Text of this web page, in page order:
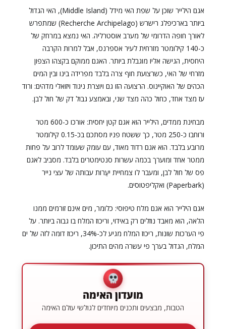
אגם הילייר שוכן על שפת האי מידל (Middle Island), האי הגדול
ביותר בארכיפלג רישרש (Recherche Archipelago) שמתפרש
לאורך חופה הדרומי של מערב אוסטרליה. האי נמצא במרחק של
כ-140 קילומטר מזרחית לעיר אספרנס, אבל למרות הקרבה
היחסית, הגישה אליו מוגבלת ביותר. האגם ממוקם בקצהו הצפון
מזרחי של האי, כשרצועת חוף צרה בלבד מפרידה בינו ובין המים
הכהים של האוקיינוס. הרצועה הזו גם ויוצרת ניגוד ויזואלי מדהים: ורוד
עז מצד אחד, כחול כהה מצד שני, ובאמצע גבול דק של חול לבן.
מבחינת ממדים, הילייר הוא אגם קטן יחסית: אורכו כ-600 מטר
ורוחבו כ-250 מטר, כך ששטח פניו מסתכם בכ-0.15 קילומטר
מרובע בלבד. הוא אגם רדוד מאוד, עם עומק שעומד לרוב על פחות
ממטר אחד ומוערך בכמה עשרות סנטימטרים בלבד. מסביב לאגם
פס של חול לבן, ומעבר לו צמחיית יעַרות עבותה של עצי נייר
(Paperbark) ואקליפטוסים.
אגם הילייר הוא אגם מלח טיפוסי: כלומר, מים אינם זורמים ממנו
הלאה, הוא מאבד נוזלים רק באידוי, וריכוז המלח בו גבוה ביותר. על
פי הערכות שונות, ריכוז המלח מגיע לכ-34%, ריכוז דומה לזה של ים
המלח, הגדול בערך פי עשרה מהים התיכון.
מועדון האימה
הטבות, מבצעים ותכנים מיוחדים לגולשי עולם האימה